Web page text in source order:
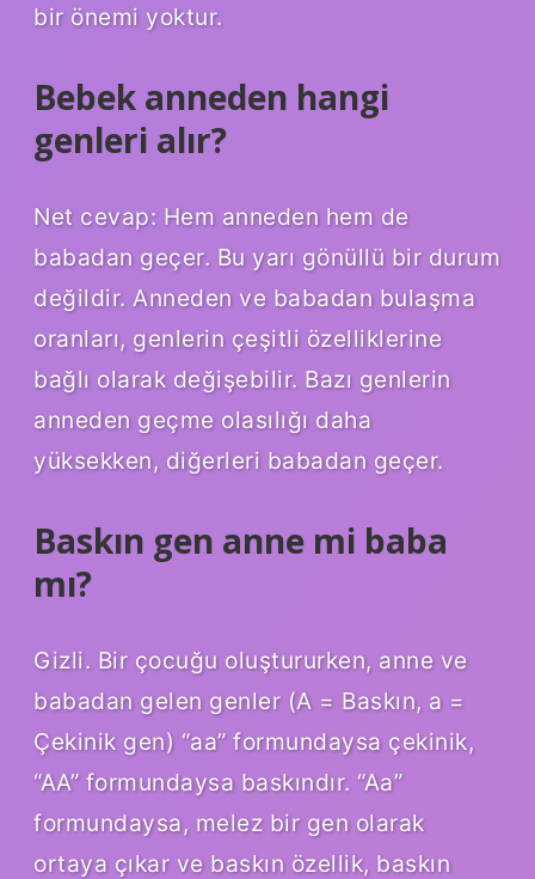
bir önemi yoktur.
Bebek anneden hangi
genleri alır?
Net cevap: Hem anneden hem de
babadan geçer. Bu yarı gönüllü bir durum
değildir. Anneden ve babadan bulaşma
oranları, genlerin çeşitli özelliklerine
bağlı olarak değişebilir. Bazı genlerin
anneden geçme olasılığı daha
yüksekken, diğerleri babadan geçer.
Baskın gen anne mi baba
mı?
Gizli. Bir çocuğu oluştururken, anne ve
babadan gelen genler (A = Baskın, a =
Çekinik gen) “aa” formundaysa çekinik,
“AA” formundaysa baskındır. “Aa”
formundaysa, melez bir gen olarak
ortaya çıkar ve baskın özellik, baskın